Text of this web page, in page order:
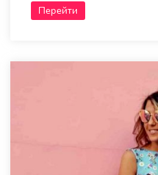
Перейти